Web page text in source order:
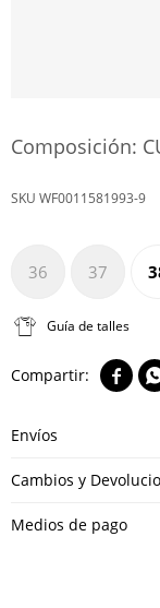
Composición:
WF0011581993-9
36 37
Guía de talles

Envíos
Cambios y
Medios de pago